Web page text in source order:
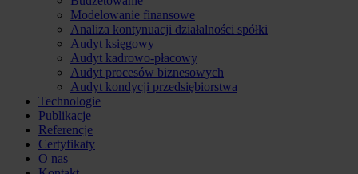
Modelowanie finansowe
Analiza kontynuacji działalności spółki
Audyt księgowy
Audyt kadrowo-płacowy
Audyt procesów biznesowych
Audyt kondycji przedsiębiorstwa
Technologie
Publikacje
Referencje
Certyfikaty
O nas